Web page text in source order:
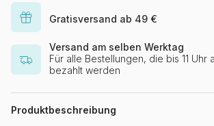
Gratisversand ab 49 €
Versand am selben Werktag
Für alle Bestellungen, die bis 11
bezahlt werden
Produktbeschreibung